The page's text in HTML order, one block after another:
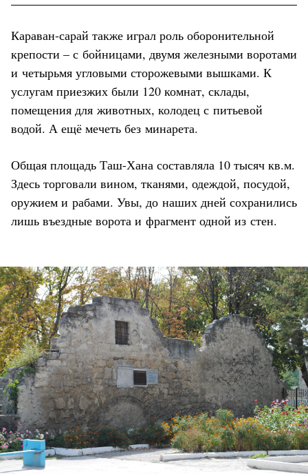
Караван-сарай также играл роль оборонительной
крепости – с бойницами, двумя железными воротами
и четырьмя угловыми сторожевыми вышками. К
услугам приезжих были 120 комнат, склады,
помещения для животных, колодец с питьевой
водой. А ещё мечеть без минарета.
Общая площадь Таш-Хана составляла 10 тысяч кв.м.
Здесь торговали вином, тканями, одеждой, посудой,
оружием и рабами. Увы, до наших дней сохранились
лишь въездные ворота и фрагмент одной из стен.